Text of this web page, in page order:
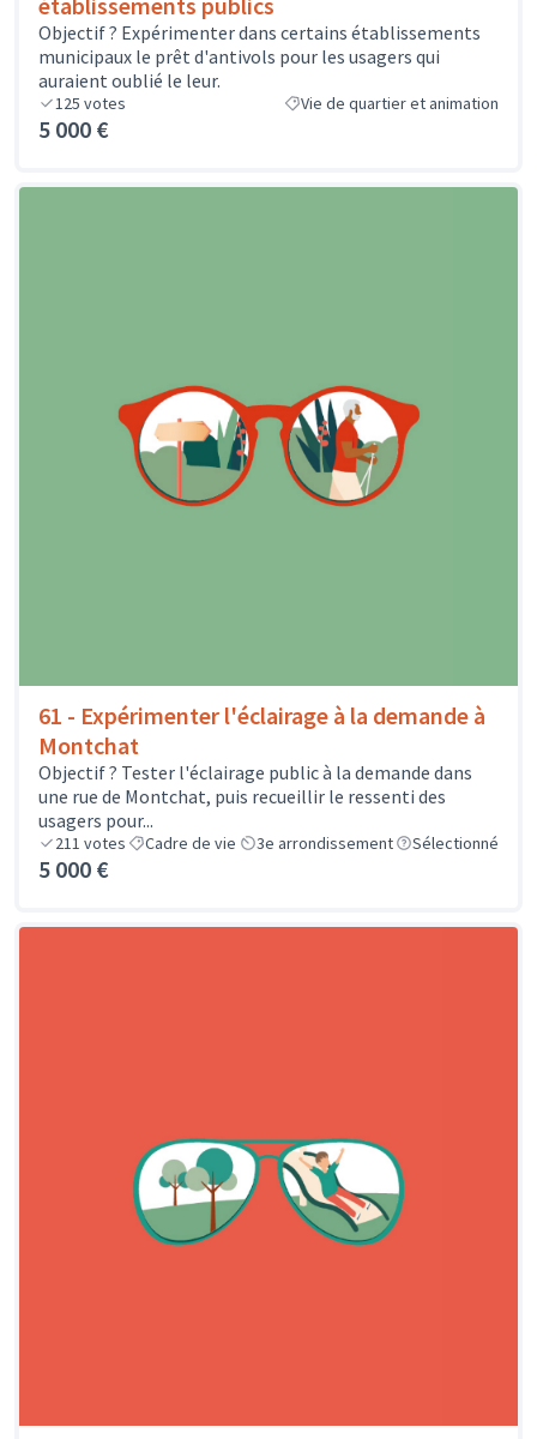
Objectif ? Expérimenter dans certains établissements
municipaux le prêt d'antivols pour les usagers qui
auraient oublié le leur.
125 votes Vie de quartier et animation
5 000 €
61 - Expérimenter l'éclairage à la demande à
Montchat
Objectif ? Tester l'éclairage public à la demande dans
une rue de Montchat, puis recueillir le ressenti des
usagers pour...
211 votes Cadre de vie 3e arrondissement Sélectionné
5 000 €